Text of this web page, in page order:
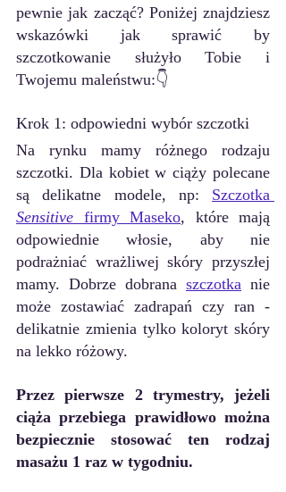
pewnie jak zacząć? Poniżej znajdziesz
wskazówki jak sprawić by
szczotkowanie służyło Tobie i
Twojemu maleństwu:👇
Krok 1: odpowiedni wybór szczotki
Na rynku mamy różnego rodzaju
szczotki. Dla kobiet w ciąży polecane
są delikatne modele, np:
Sensitive firmy Maseko, które mają
odpowiednie włosie, aby nie
podrażniać wrażliwej skóry przyszłej
mamy. Dobrze dobrana szczotka nie
może zostawiać zadrapań czy ran -
delikatnie zmienia tylko koloryt skóry
na lekko różowy.
Przez pierwsze 2 trymestry, jeżeli
ciąża przebiega prawidłowo można
bezpiecznie stosować ten rodzaj
masażu 1 raz w tygodniu.